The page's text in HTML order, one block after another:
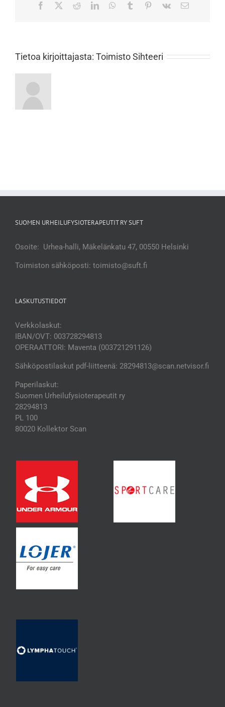
Facebook RedditLinkedInWhatsApp
Tumblr Pinterest
Vk Sähköposti
Tietoa kirjoittajasta: Toimisto Sihteeri
SUOMEN URHEILUFYSIOTERAPEUTIT RY SUFT
Osoite: Urhea-halli, Mäkelänkatu 47, 00550 Helsinki
Toimiston sähköposti: toimisto@suft.fi
LASKUTUSTIEDOT
Verkkolaskut:
IBAN/OVT: 003728294813
OPERAATTORI: Maventa (003721291126)
Sähköpostilaskut pdf-liitteenä: 28294813@scan.netvisor.fi
Paperilaskut:
Suomen Urheilufysioterapeutit ry
28294813
PL 100
80020 Kollektor Scan